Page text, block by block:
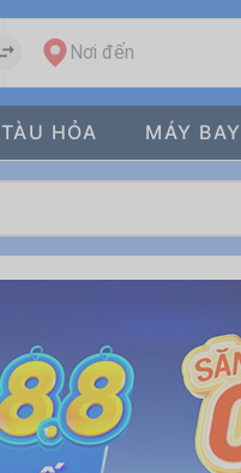
Nơi đến
TÀU HỎA MÁY BAY